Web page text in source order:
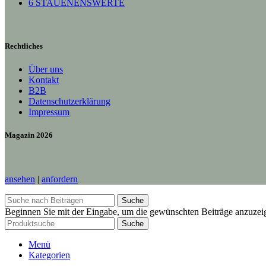
6 STAUENENSWERTE
Rechtliches
Über uns
Kontakt
B2B
Datenschutzerklärung
Impressum
Magazin 2026
ansehen | anfordern
Suche
Beginnen Sie mit der Eingabe, um die gewünschten Beiträge
Suche
Menü
Kategorien